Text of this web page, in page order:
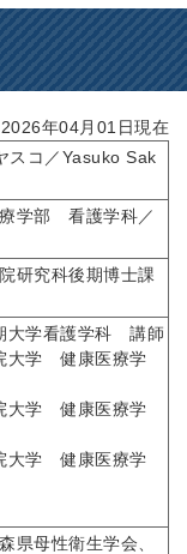
2026年04月01日現在
スコ／Yasuko Sak
学部 看護学科／
研究科後期博士課
大学看護学科 講師
大学 健康医療学
大学 健康医療学
大学 健康医療学
県母性衛生学会、